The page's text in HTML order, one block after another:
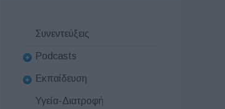
Συνεντεύξεις
Podcasts
Εκπαίδευση
Υγεία-Διατροφή